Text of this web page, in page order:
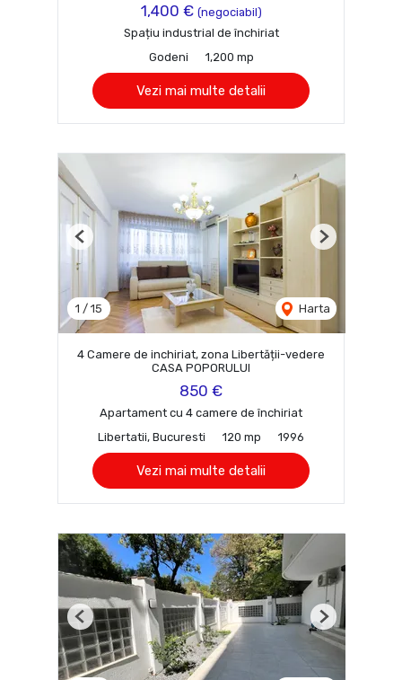
1,400 € (negociabil)
Spațiu industrial de închiriat
Godeni
1,200 mp
Vezi mai multe detalii
1 / 15 Harta
Previous Next
4 Camere de inchiriat, zona Libertății-vedere
CASA POPORULUI
850 €
Apartament cu 4 camere de închiriat
Libertatii, Bucuresti
120 mp 1996
Vezi mai multe detalii
Previous Next